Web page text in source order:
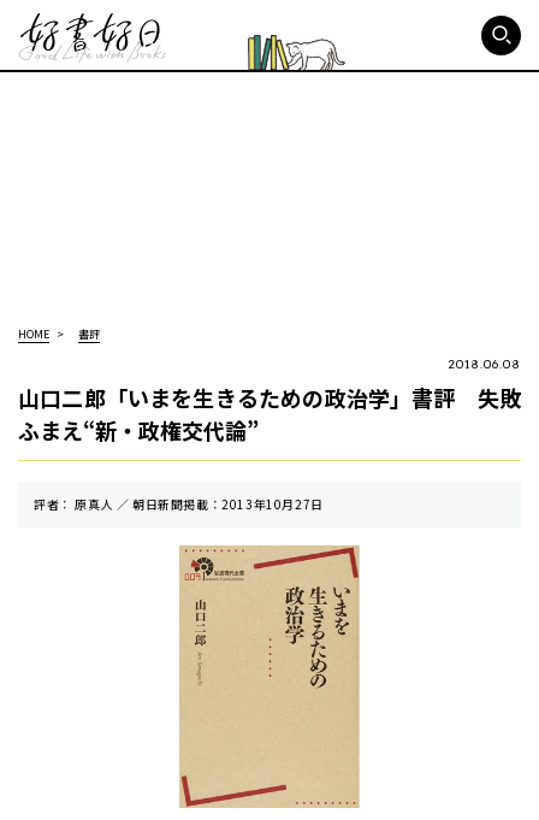
HOME 書評
2018.06.08
山口二郎「いまを生きるための政治学」書評 失敗
ふまえ“新・政権交代論”
評者： 原真人 ／ 朝⽇新聞掲載：2013年10月27日